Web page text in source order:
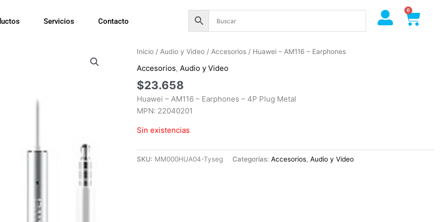
Servicios Contacto
0
Cart
Inicio / Audio y Video / Accesorios / Huawei – AM116 – Earphones
Accesorios,Audio y Video
$23.658
Huawei – AM116 – Earphones – 4P Plug Metal
MPN: 22040201
Sin existencias
SKU: MM000HUA04-Tyseg Categorías:Accesorios,Audio y Video